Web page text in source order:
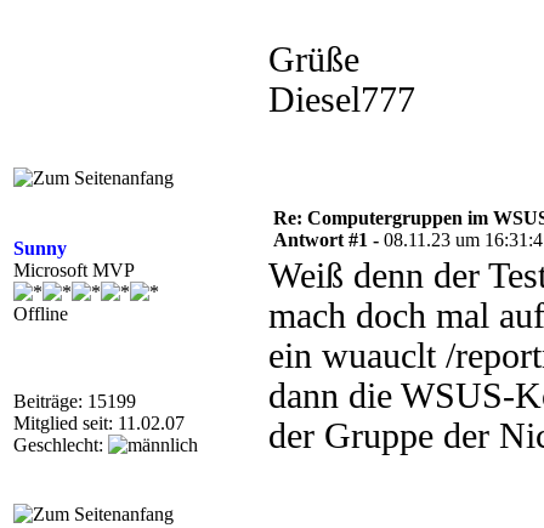
Grüße
Diesel777
Sunny
Microsoft MVP
Offline
Beiträge: 15199
Mitglied seit: 11.02.07
Geschlecht:
Re: Computergruppen im
Antwort #1 - 08.11.23 um
Weiß denn der
mach doch mal
ein wuauclt /
dann die WSUS-
der Gruppe der